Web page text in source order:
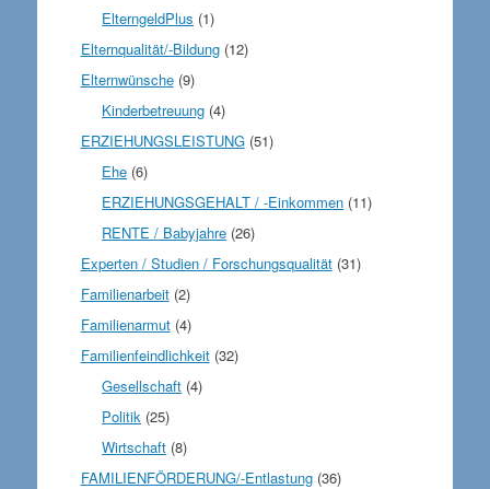
ElterngeldPlus (1)
Elternqualität/-Bildung(12)
Elternwünsche(9)
Kinderbetreuung (4)
ERZIEHUNGSLEISTUNG(51)
Ehe (6)
ERZIEHUNGSGEHALT / -Einkommen (11)
RENTE / Babyjahre (26)
Experten / Studien / Forschungsqualität(31)
Familienarbeit(2)
Familienarmut(4)
Familienfeindlichkeit(32)
Gesellschaft (4)
Politik (25)
Wirtschaft (8)
FAMILIENFÖRDERUNG/-Entlastung(36)